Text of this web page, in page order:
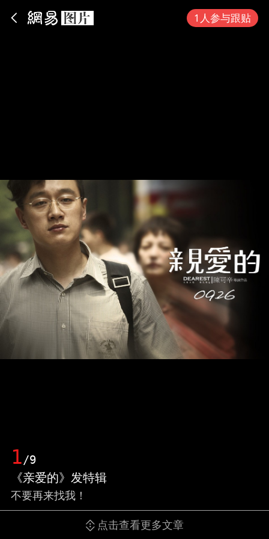
1人参与跟贴
1/9
《亲爱的》发特辑
不要再来找我！
点击查看更多文章